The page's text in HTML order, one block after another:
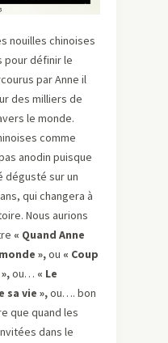
nouilles chinoises
pour définir le
par Anne il
des milliers de
le monde.
comme
anodin puisque
dégusté sur un
qui changera à
Nous aurions
« Quand Anne
»,ou « Coup
ou… « Le
sa vie »,ou…. bon
que quand les
dans le